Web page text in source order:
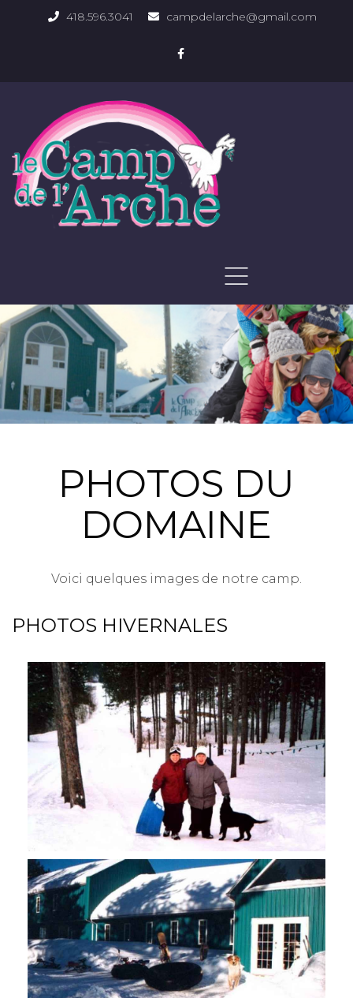
418.596.3041 campdelarche@gmail.com
PHOTOS DU DOMAINE
PHOTOS DU
DOMAINE
Voici quelques images de notre camp.
PHOTOS HIVERNALES